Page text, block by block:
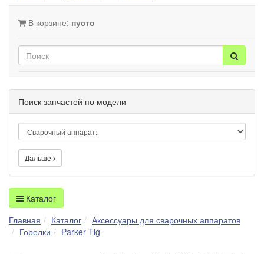
В корзине: пусто
Поиск запчастей по модели
Дальше
Каталог
Главная
Каталог
Аксессуары для сварочных аппаратов
Горелки
Parker Tig